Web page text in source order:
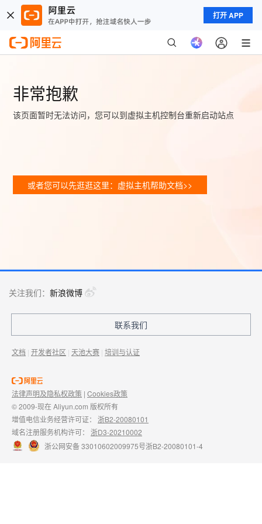
打开 APP
非常抱歉
该页面暂时无法访问，您可以到虚拟主机控制台重新启动站点
或者您可以先逛逛这里：虚拟主机帮助文档>>